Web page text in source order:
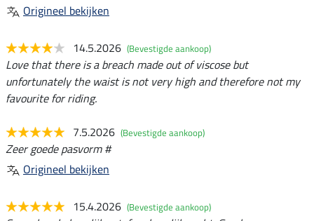
Origineel bekijken
14.5.2026 (Bevestigde aankoop)
Love that there is a breach made out of viscose but
unfortunately the waist is not very high and therefore not my
favourite for riding.
7.5.2026 (Bevestigde aankoop)
Zeer goede pasvorm #
Origineel bekijken
15.4.2026 (Bevestigde aankoop)